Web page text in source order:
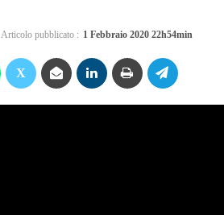
Articolo pubblicato : 1 Febbraio 2020 22h54min